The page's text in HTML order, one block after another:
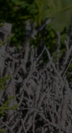
openingen, maar
sneeuw, uit de